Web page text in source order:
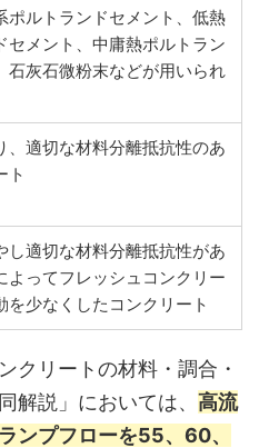
ポルトランドセメント、低熱
セメント、中庸熱ポルトラン
石灰石微粉末などが用いられ
、適切な材料分離抵抗性のあ
ト
し適切な材料分離抵抗性があ
よってフレッシュコンクリー
を少なくしたコンクリート
クリートの材料・調合・
解説」においては、 高流
ンプフローを55、60、